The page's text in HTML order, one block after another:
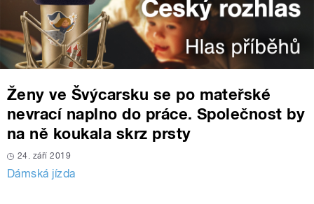
Ženy ve Švýcarsku se po mateřské
nevrací naplno do práce. Společnost by
na ně koukala skrz prsty
24. září 2019
Dámská jízda